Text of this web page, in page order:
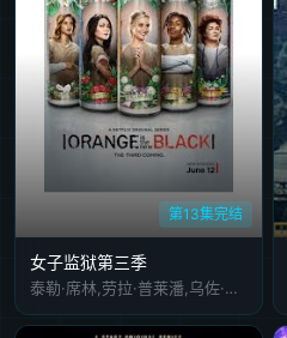
第13集完结
女子监狱第三季
泰勒·席林,劳拉·普莱潘,乌佐·阿杜巴,丹妮尔·布鲁克斯,娜塔莎·雷昂,凯特·穆格鲁,雅艾尔·斯通,鲁比·罗丝